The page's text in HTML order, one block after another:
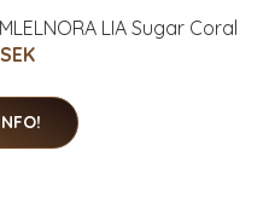
LIA Sugar Coral